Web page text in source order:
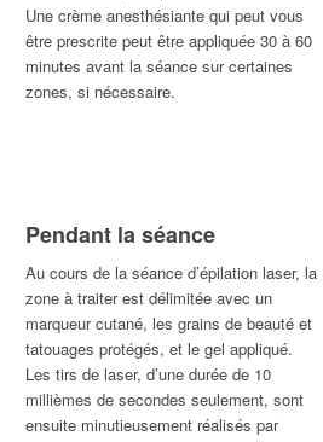
Une crème anesthésiante qui peut vous
être prescrite peut être appliquée 30 à 60
minutes avant la séance sur certaines
zones, si nécessaire.
Pendant la séance
Au cours de la séance d’épilation laser, la
zone à traiter est délimitée avec un
marqueur cutané, les grains de beauté et
tatouages protégés, et le gel appliqué.
Les tirs de laser, d’une durée de 10
millièmes de secondes seulement, sont
ensuite minutieusement réalisés par